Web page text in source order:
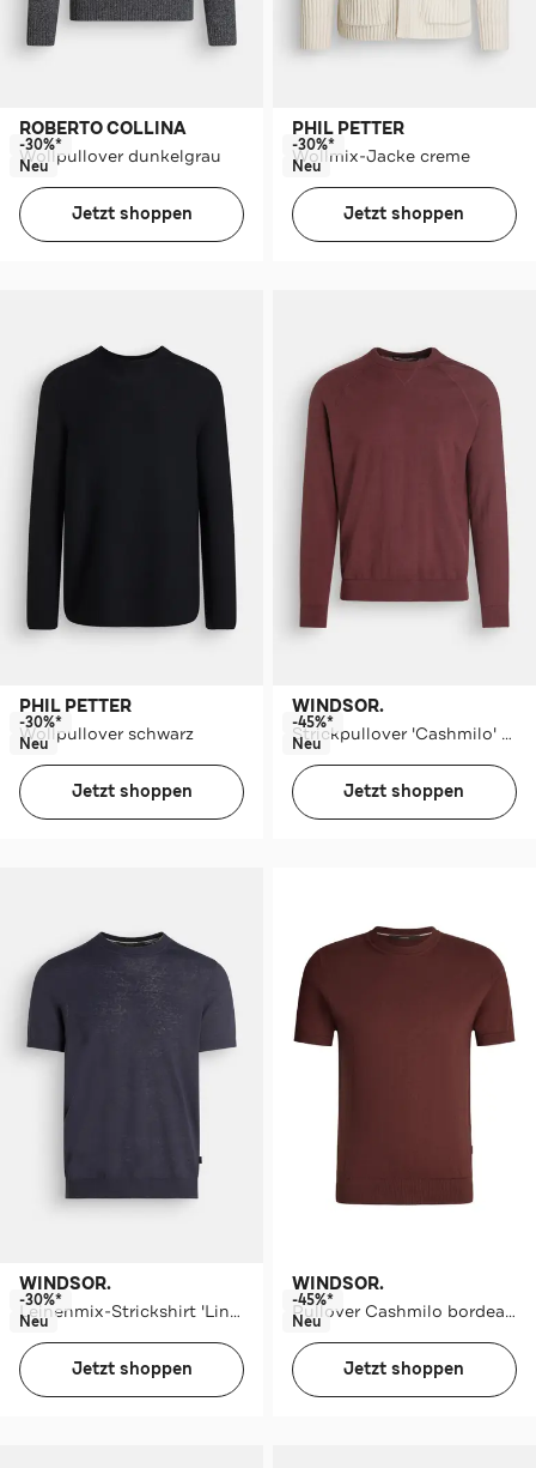
ROBERTO COLLINA
Wollpullover dunkelgrau
-30%*
Neu
Jetzt shoppen
PHIL PETTER
Wollmix-Jacke creme
-30%*
Neu
Jetzt shoppen
PHIL PETTER
Wollpullover schwarz
-30%*
Neu
Jetzt shoppen
WINDSOR.
Strickpullover 'Cashmilo' weinrot
-45%*
Neu
Jetzt shoppen
WINDSOR.
Leinenmix-Strickshirt 'Lindo' nachtblau
-30%*
Neu
Jetzt shoppen
WINDSOR.
Pullover Cashmilo bordeaux rot
-45%*
Neu
Jetzt shoppen